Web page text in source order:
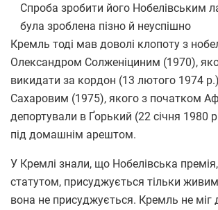
Спроба зробити його Нобелівським
була зроблена пізно й неуспішно
Кремль тоді мав доволі клопоту з
Олександром Солженіциним (1970),
викидати за кордон (13 лютого 1974
Сахаровим (1975), якого з початком
депортували в Ґорький (22 січня 1980
під домашнім арештом.
У Кремлі знали, що Нобелівська премія,
статутом, присуджується тільки
вона не присуджується. Кремль не міг